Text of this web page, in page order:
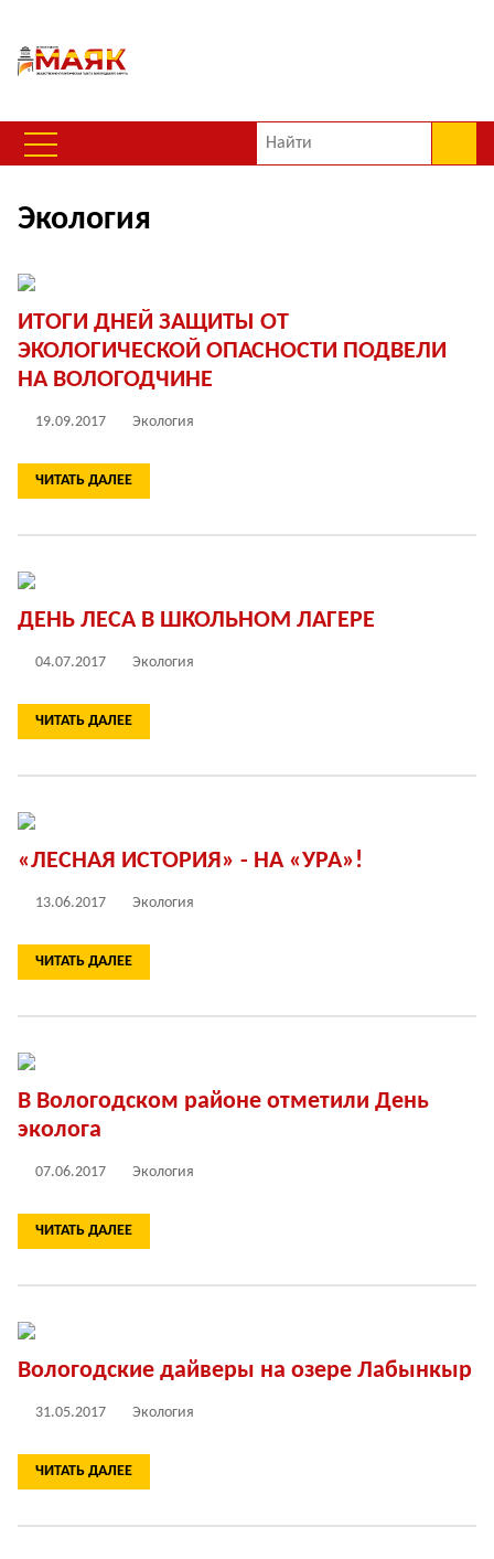
Экология
ИТОГИ ДНЕЙ ЗАЩИТЫ ОТ
ЭКОЛОГИЧЕСКОЙ ОПАСНОСТИ ПОДВЕЛИ
НА ВОЛОГОДЧИНЕ
19.09.2017 Экология
ЧИТАТЬ ДАЛЕЕ
ДЕНЬ ЛЕСА В ШКОЛЬНОМ ЛАГЕРЕ
04.07.2017 Экология
ЧИТАТЬ ДАЛЕЕ
«ЛЕСНАЯ ИСТОРИЯ» - НА «УРА»!
13.06.2017 Экология
ЧИТАТЬ ДАЛЕЕ
В Вологодском районе отметили День
эколога
07.06.2017 Экология
ЧИТАТЬ ДАЛЕЕ
Вологодские дайверы на озере Лабынкыр
31.05.2017 Экология
ЧИТАТЬ ДАЛЕЕ